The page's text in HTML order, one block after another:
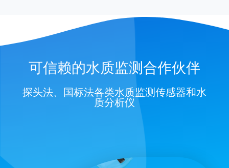
可信赖的水质监测合作伙伴
探头法、国标法各类水质监测传感器和水
质分析仪